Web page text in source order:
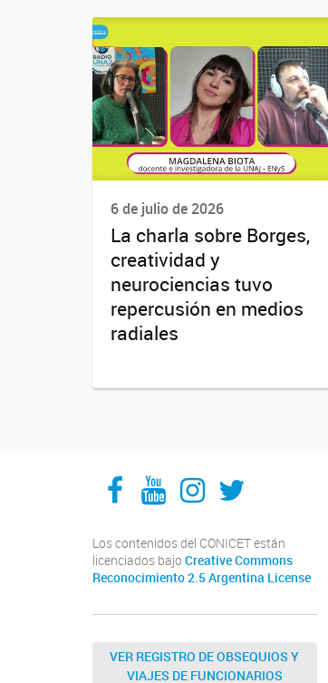
6 de julio de 2026
La charla sobre Borges,
creatividad y
neurociencias tuvo
repercusión en medios
radiales
Facebook
YouTube
Instagram
Twitter
Los contenidos del CONICET están
licenciados bajo Creative Commons
Reconocimiento 2.5 Argentina License
VER REGISTRO DE OBSEQUIOS Y
VIAJES DE FUNCIONARIOS